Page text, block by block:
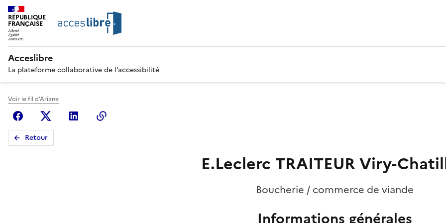
RÉPUBLIQUE
FRANÇAISE
Acceslibre
La plateforme collaborative de l’accessibilité
Voir le fil d'Ariane
FacebookX (anciennement Twitter)
Linkedin
Retour
E.Leclerc TRAITEUR Viry-
Boucherie / commerce de viande
Informations générales